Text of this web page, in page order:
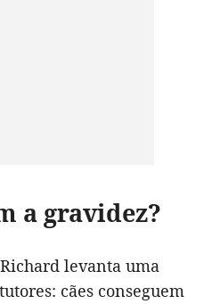
a gravidez?
levanta uma
cães conseguem